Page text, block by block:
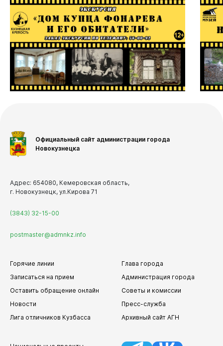
Официальный сайт администрации города
Новокузнецка
Адрес: 654080, Кемеровская область,
г. Новокузнецк, ул.Кирова 71
(3843) 32-15-00
postmaster@admnkz.info
Горячие линии
Записаться на прием
Оставить обращение онлайн
Новости
Лига отличников Кузбасса
Глава города
Администрация города
Советы и комиссии
Пресс-служба
Архивный сайт АГН